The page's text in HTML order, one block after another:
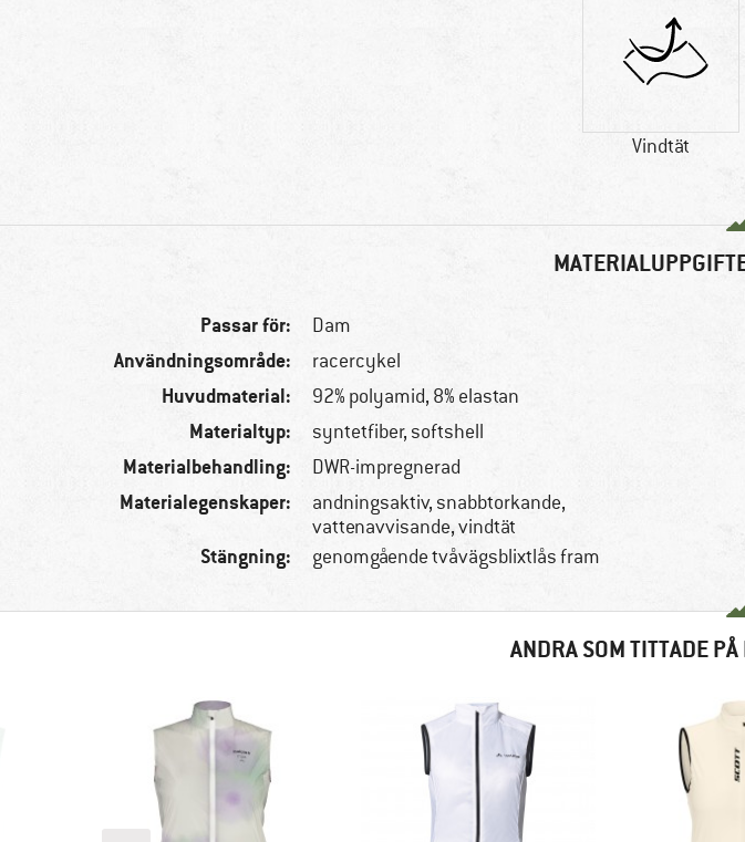
Vindtät
Passar för: Dam
Användningsområde: racercykel
Huvudmaterial: 92% polyamid, 8% elastan
Materialtyp: syntetfiber, softshell
Materialbehandling: DWR-impregnerad
Materialegenskaper:
andningsaktiv, snabbtorkande,
vattenavvisande, vindtät
Stängning: genomgående tvåvägsblixtlås fram
ANDRA SOM TITTADE